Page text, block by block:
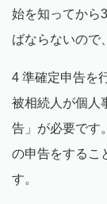
始を知ってから
ばならないので
4 準確定申告を
被相続人が個人
告」が必要です
の申告をするこ
す。